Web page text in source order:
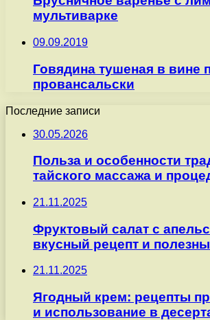
мультиварке
09.09.2019
Говядина тушеная в вине
провансальски
Последние записи
30.05.2026
Польза и особенности
тайского массажа и
21.11.2025
Фруктовый салат с
вкусный рецепт и
21.11.2025
Ягодный крем: рецепты
и использование в